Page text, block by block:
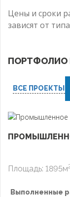
Цены и сроки
зависят от
ПОРТФОЛИО
ВСЕ ПРОЕКТЫ
Площадь: 1895м
Выполненные